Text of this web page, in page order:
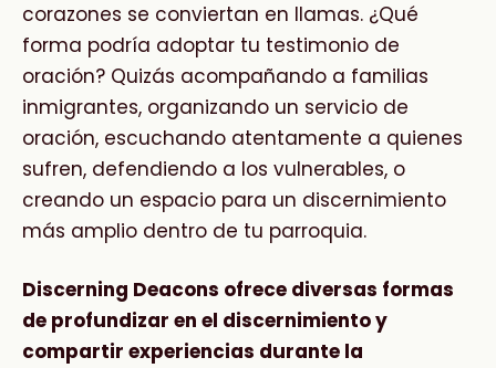
corazones se conviertan en llamas. ¿Qué
forma podría adoptar tu testimonio de
oración? Quizás acompañando a familias
inmigrantes, organizando un servicio de
oración, escuchando atentamente a quienes
sufren, defendiendo a los vulnerables, o
creando un espacio para un discernimiento
más amplio dentro de tu parroquia.
Discerning Deacons ofrece diversas formas
de profundizar en el discernimiento y
compartir experiencias durante la